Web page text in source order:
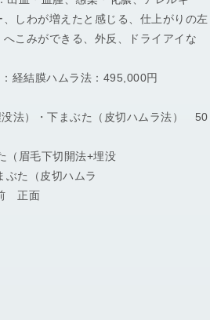
しわが増えたと感じる、仕上がりの左
こみができる、外反、ドライアイな
経結膜ハムラ法：495,000円
没法）・下まぶた（皮切ハムラ法） 50